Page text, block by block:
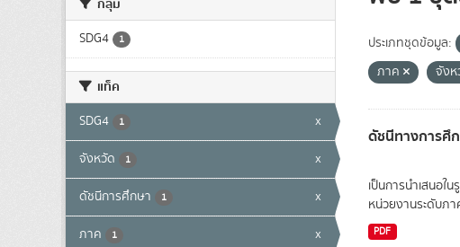
กลุ่ม
SDG4 1
แท็ค
SDG4 1 x
จังหวัด 1 x
ดัชนีการศึกษา 1 x
ภาค 1 x
ประเภทชุดข้อมูล:
ภาค
จังห
ดัชนีทางการศึ
เป็นการนำเสนอ
หน่วยงานระดับภา
PDF